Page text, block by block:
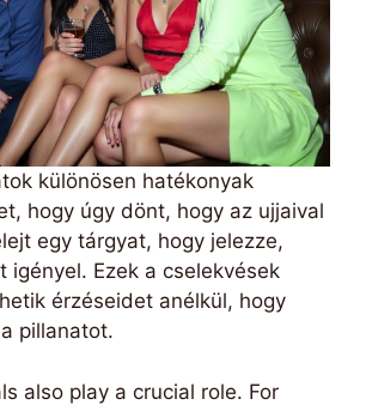
különösen hatékonyak
hogy úgy dönt, hogy az ujjaival
egy tárgyat, hogy jelezze,
igényel. Ezek a cselekvések
érzéseidet anélkül, hogy
pillanatot.
also play a crucial role. For